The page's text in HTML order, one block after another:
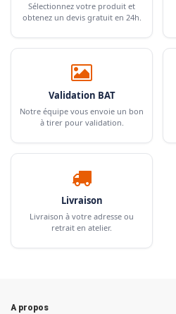
Sélectionnez votre produit et
obtenez un devis gratuit en 24h.
Validation BAT
Notre équipe vous envoie un bon
à tirer pour validation.
Livraison
Livraison à votre adresse ou
retrait en atelier.
A propos